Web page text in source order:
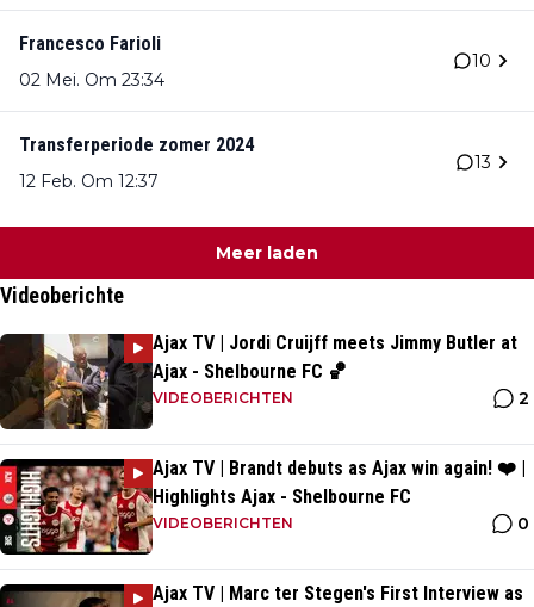
Francesco Farioli
02 Mei. Om 23:34
10
Transferperiode zomer 2024
12 Feb. Om 12:37
13
Meer laden
Videoberichte
Ajax TV | Jordi Cruijff meets Jimmy Butler at
Ajax - Shelbourne FC 🏀
VIDEOBERICHTEN 2
Ajax TV | Brandt debuts as Ajax win again! ❤️ |
Highlights Ajax - Shelbourne FC
VIDEOBERICHTEN 0
Ajax TV | Marc ter Stegen's First Interview as